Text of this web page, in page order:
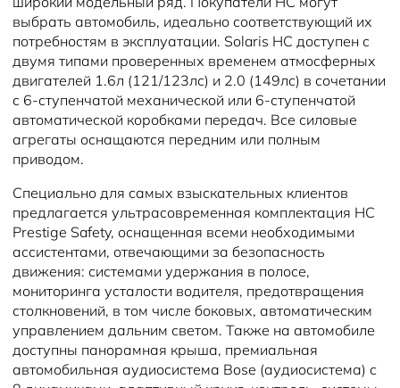
выбрать автомобиль, идеально соответствующий их
потребностям в эксплуатации. Solaris HC доступен с
двумя типами проверенных временем атмосферных
двигателей 1.6л (121/123лс) и 2.0 (149лс) в сочетании
с 6-ступенчатой механической или 6-ступенчатой
автоматической коробками передач. Все силовые
агрегаты оснащаются передним или полным
приводом.
Специально для самых взыскательных клиентов
предлагается ультрасовременная комплектация HC
Prestige Safety, оснащенная всеми необходимыми
ассистентами, отвечающими за безопасность
движения: системами удержания в полосе,
мониторинга усталости водителя, предотвращения
столкновений, в том числе боковых, автоматическим
управлением дальним светом. Также на автомобиле
доступны панорамная крыша, премиальная
автомобильная аудиосистема Bose (аудиосистема) с